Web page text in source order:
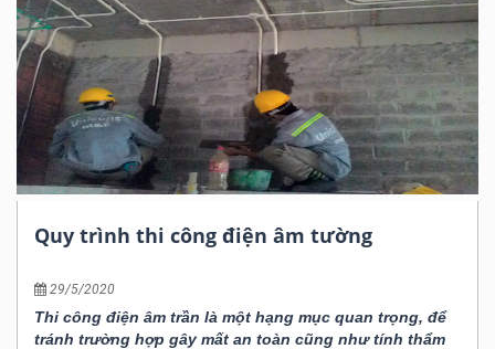
Quy trình thi công điện âm tường
29/5/2020
Thi công điện âm trần là một hạng mục quan trọng, để
tránh trường hợp gây mất an toàn cũng như tính thẩm